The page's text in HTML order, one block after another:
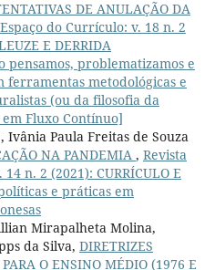
DE ANULAÇÃO DA
do Currículo: v. 18 n. 2
E DERRIDA
pensamos, problematizamos e
ferramentas metodológicas e
(ou da filosofia da
Fluxo Contínuo]
Ivânia Paula Freitas de Souza
NA PANDEMIA , Revista
n. 2 (2021): CURRÍCULO E
e práticas em
Mirapalheta Molina,
da Silva, DIRETRIZES
PARA O ENSINO MÉDIO (1976 E